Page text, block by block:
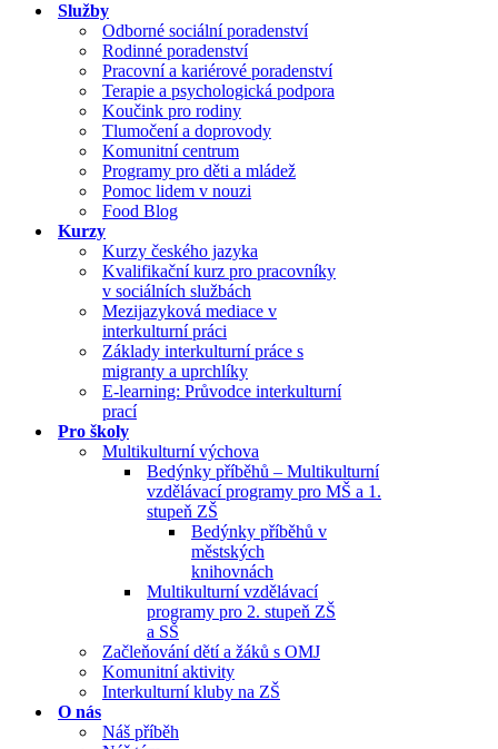
Služby
Odborné sociální poradenství
Rodinné poradenství
Pracovní a kariérové poradenství
Terapie a psychologická podpora
Koučink pro rodiny
Tlumočení a doprovody
Komunitní centrum
Programy pro děti a mládež
Pomoc lidem v nouzi
Food Blog
Kurzy
Kurzy českého jazyka
Kvalifikační kurz pro pracovníky
v sociálních službách
Mezijazyková mediace v
interkulturní práci
Základy interkulturní práce s
migranty a uprchlíky
E-learning: Průvodce interkulturní
prací
Pro školy
Multikulturní výchova
Bedýnky příběhů – Multikulturní
vzdělávací programy pro MŠ a 1.
stupeň ZŠ
Bedýnky příběhů v
městských
knihovnách
Multikulturní vzdělávací
programy pro 2. stupeň ZŠ
a SŠ
Začleňování dětí a žáků s OMJ
Komunitní aktivity
Interkulturní kluby na ZŠ
O nás
Náš příběh